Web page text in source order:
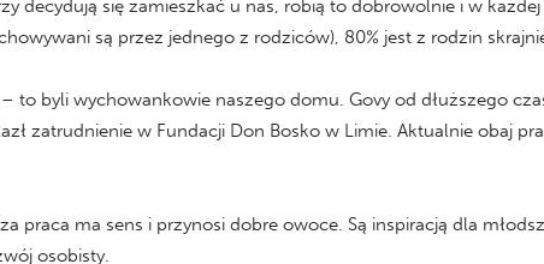
decydują się zamieszkać u nas, robią to dobrowolnie i w
są przez jednego z rodziców), 80% jest z rodzin
byli wychowankowie naszego domu. Govy od dłuższego
zatrudnienie w Fundacji Don Bosko w Limie. Aktualnie obaj
praca ma sens i przynosi dobre owoce. Są inspiracją dla
osobisty.